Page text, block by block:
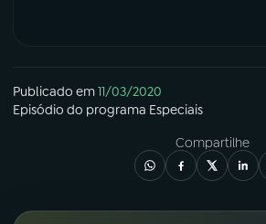
Publicado em11/03/2020
Episódio do programa Especiais
Compartilhe